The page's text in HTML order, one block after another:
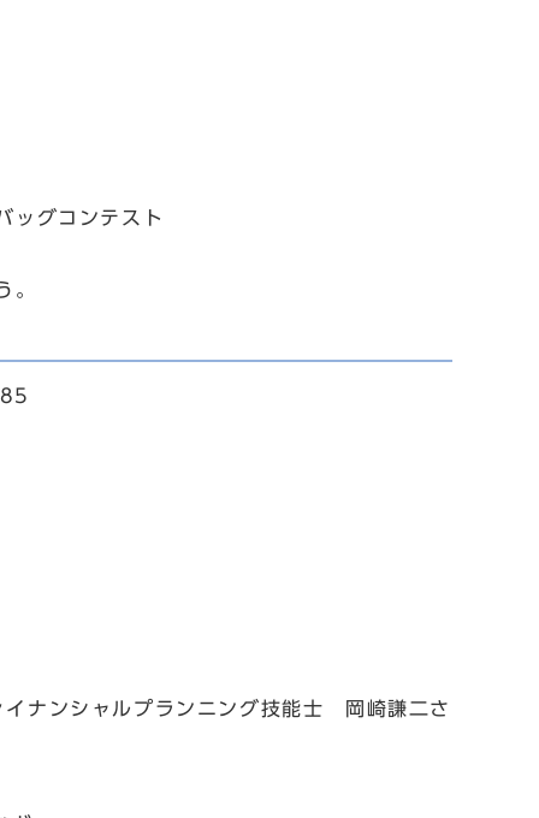
ッグコンテスト
。
ナンシャルプランニング技能士 岡崎謙二さ